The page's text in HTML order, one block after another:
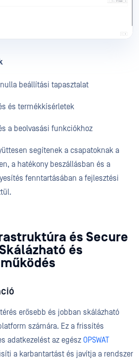
beállítási tapasztalat
és termékkísérletek
a beolvasási funkciókhoz
segítenek a csapatoknak a
a hatékony beszállásban és a
fenntartásában a fejlesztési
és Secure
és
erősebb és jobban skálázható
számára. Ez a frissítés
adatkezelést az egész OPSWAT
a karbantartást és javítja a rendszer